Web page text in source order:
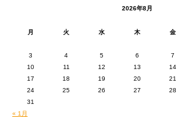
我がスタッフとしては、時間をあげるからこの間に
全ての責任を背負ってずっと密室作業は
とにかくこの日のオレは久々に陽の当たる場所に出て
みんなのLOVEをもらって嬉しかったのだった
2026年8月
月 火 水 木 金
3
4 5 6 7
10
11 12 13 14
17
18 19 20 21
24
25 26 27 28
31
« 1月